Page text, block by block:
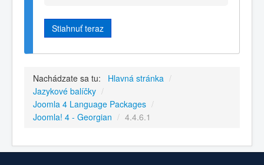
Stiahnuť teraz
Nachádzate sa tu: Hlavná stránka /
Jazykové balíčky /
Joomla 4 Language Packages /
Joomla! 4 - Georgian / 4.4.6.1